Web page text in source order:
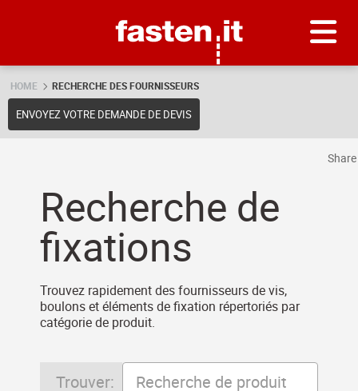
HOME RECHERCHE DES FOURNISSEURS
ENVOYEZ VOTRE DEMANDE DE DEVIS
Recherche de
fixations
Trouvez rapidement des fournisseurs de vis,
boulons et éléments de fixation répertoriés par
catégorie de produit.
Trouver:
Share